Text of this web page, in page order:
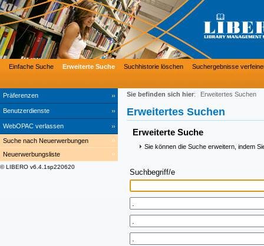
Präferenzen
Benutzerdienste
WebOPAC verlassen
Einfache Suche Erweiterte Suche Suchhistorie löschen Suchergebnisse
Suche nach Neuerwerbungen
Neuerwerbungsliste
© LIBERO v6.4.1sp220620
Sie befinden sich hier: Erweitertes Suchen
Erweitertes Suchen
Erweiterte Suche
Sie können die Suche erweitern, indem
Suchbegriff/e